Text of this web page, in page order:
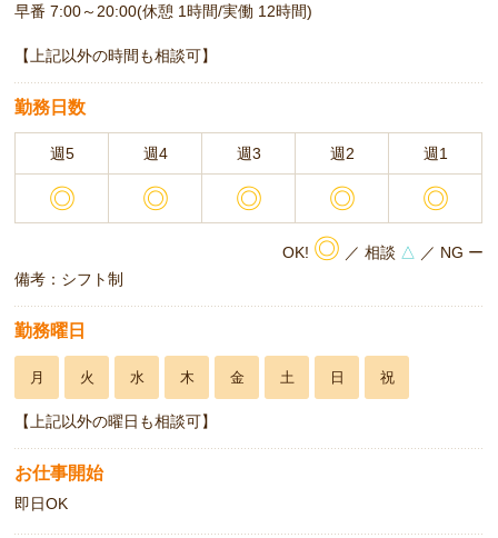
早番 7:00～20:00(休憩 1時間/実働 12時間)
【上記以外の時間も相談可】
勤務日数
週5 週4 週3 週2 週1
◎ ◎ ◎ ◎ ◎
OK! ◎ ／ 相談 △ ／ NG ー
備考：シフト制
勤務曜日
月 火 水 木 金 土 日 祝
【上記以外の曜日も相談可】
お仕事開始
即日OK